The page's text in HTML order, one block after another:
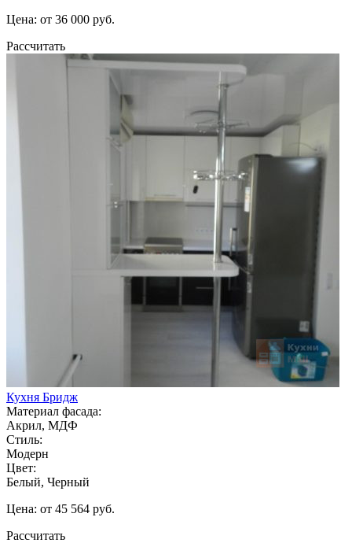
Цена: от 36 000 руб.
Рассчитать
Кухня Бридж
Материал фасада:
Акрил, МДФ
Стиль:
Модерн
Цвет:
Белый, Черный
Цена: от 45 564 руб.
Рассчитать